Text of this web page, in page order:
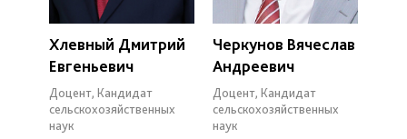
Хлевный Дмитрий
Евгеньевич
Доцент, Кандидат
сельскохозяйственных
наук
Черкунов Вячеслав
Андреевич
Доцент, Кандидат
сельскохозяйственных
наук